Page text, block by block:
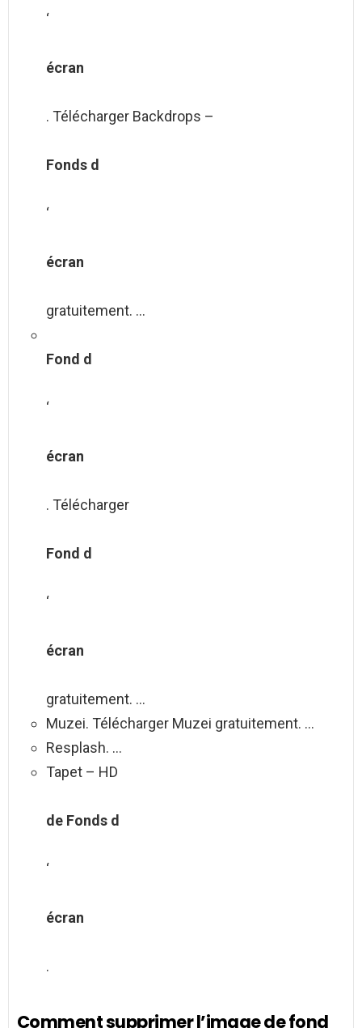
‘
écran
. Télécharger Backdrops –
Fonds d
‘
écran
gratuitement. …
Fond d
‘
écran
. Télécharger
Fond d
‘
écran
gratuitement. …
Muzei. Télécharger Muzei gratuitement. …
Resplash. …
Tapet – HD
de Fonds d
‘
écran
.
Comment supprimer l’image de fond